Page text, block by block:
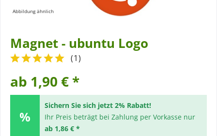
Abbildung ähnlich
Magnet - ubuntu Logo
(1)
ab 1,90 € *
Sichern Sie sich jetzt 2% Rabatt!
Ihr Preis beträgt bei Zahlung per Vorkasse nur
ab 1,86 € *